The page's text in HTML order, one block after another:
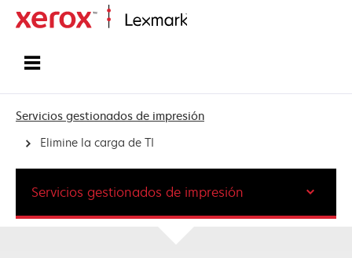
Servicios gestionados de impresión
Elimine la carga de TI
Servicios gestionados de impresión